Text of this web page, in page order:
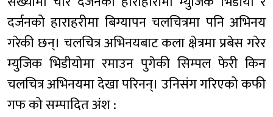
दर्जनको हाराहरीमा बिग्यापन चलचित्रमा पनि अभिनय
गरेकी छन्। चलचित्र अभिनयबाट कला क्षेत्रमा प्रबेस गरेर
म्युजिक भिडीयोमा रमाउन पुगेकी सिम्पल फेरी किन
चलचित्र अभिनयमा देखा परिनन्। उनिसंग गरिएको कफी
गफ को सम्पादित अंश :